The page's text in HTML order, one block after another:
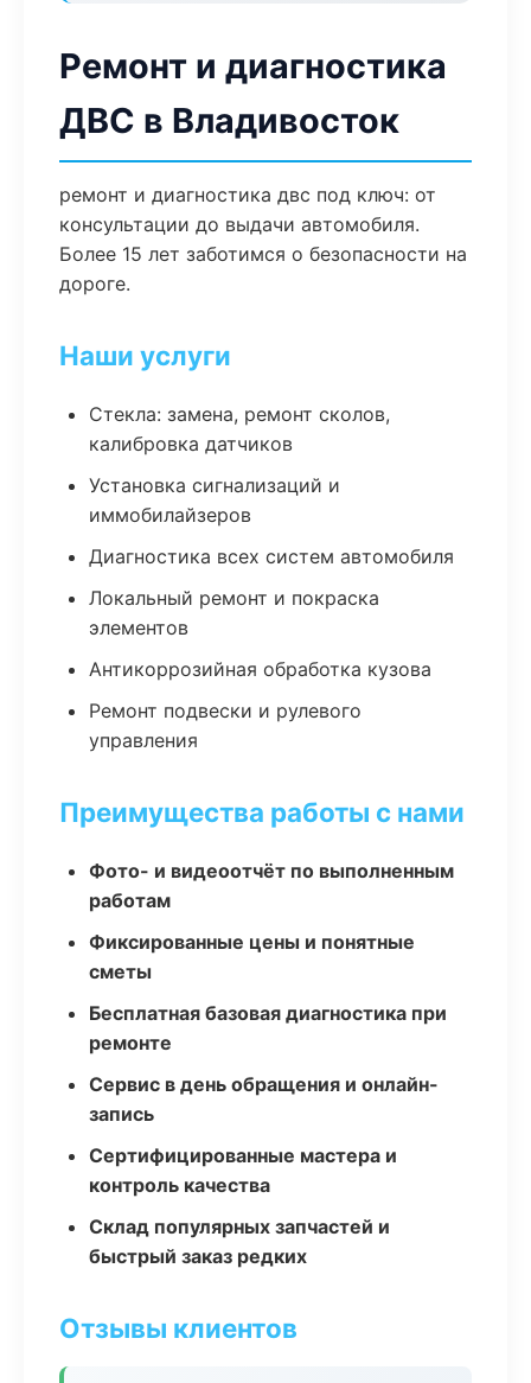
Ремонт и диагностика
ДВС в Владивосток
ремонт и диагностика двс под ключ: от
консультации до выдачи автомобиля.
Более 15 лет заботимся о безопасности на
дороге.
Наши услуги
Стекла: замена, ремонт сколов,
калибровка датчиков
Установка сигнализаций и
иммобилайзеров
Диагностика всех систем автомобиля
Локальный ремонт и покраска
элементов
Антикоррозийная обработка кузова
Ремонт подвески и рулевого
управления
Преимущества работы с нами
Фото- и видеоотчёт по выполненным
работам
Фиксированные цены и понятные
сметы
Бесплатная базовая диагностика при
ремонте
Сервис в день обращения и онлайн-
запись
Сертифицированные мастера и
контроль качества
Склад популярных запчастей и
быстрый заказ редких
Отзывы клиентов